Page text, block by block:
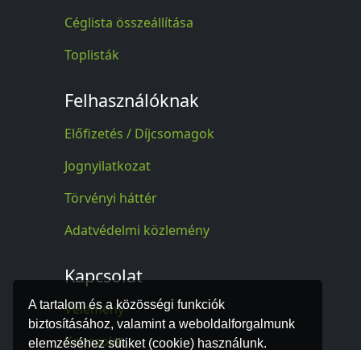
A tartalom és a közösségi funkciók
biztosításához, valamint a weboldalforgalmunk
elemzéséhez sütiket (cookie) használunk.
Céglista összeállítása
Toplisták
Felhasználóknak
Előfizetés / Díjcsomagok
Jognyilatkozat
Törvényi háttér
Adatvédelmi közlemény
Kapcsolat
Vélemény
Kapcsolat